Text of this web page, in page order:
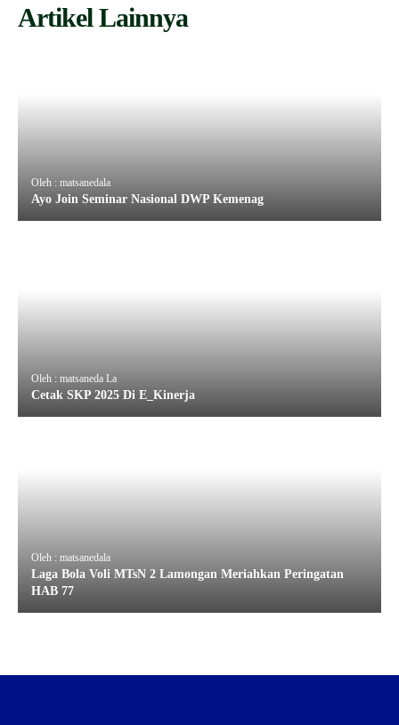
Artikel Lainnya
Oleh : matsanedala
Ayo Join Seminar Nasional DWP Kemenag
Oleh : matsaneda La
Cetak SKP 2025 Di E_Kinerja
Oleh : matsanedala
Laga Bola Voli MTsN 2 Lamongan Meriahkan Peringatan
HAB 77